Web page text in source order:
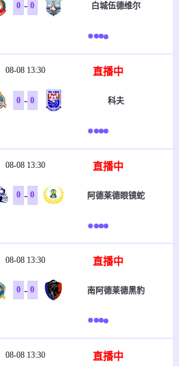
0 - 0 白城伍德维尔
08-08 13:30 直播中
0 - 0 科夫
08-08 13:30 直播中
0 - 0 阿德莱德眼镜蛇
08-08 13:30 直播中
0 - 0 南阿德莱德黑豹
08-08 13:30 直播中